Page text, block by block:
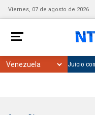
Viernes, 07 de agosto de 2026
Juicio